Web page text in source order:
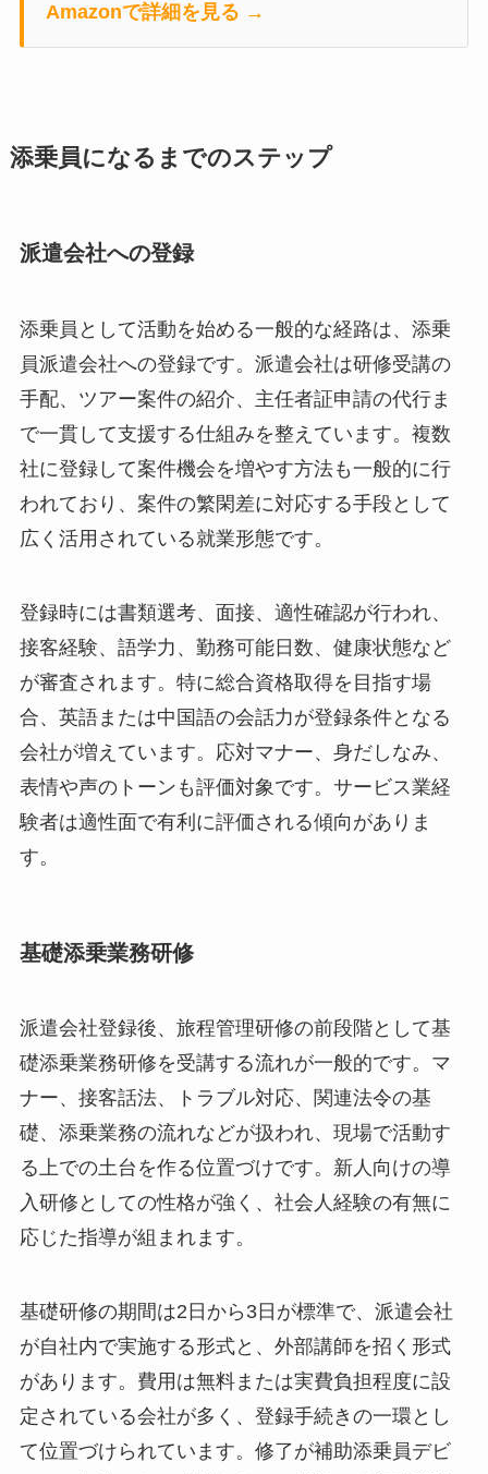
Amazonで詳細を見る →
添乗員になるまでのステップ
派遣会社への登録
添乗員として活動を始める一般的な経路は、添乗
員派遣会社への登録です。派遣会社は研修受講の
手配、ツアー案件の紹介、主任者証申請の代行ま
で一貫して支援する仕組みを整えています。複数
社に登録して案件機会を増やす方法も一般的に行
われており、案件の繁閑差に対応する手段として
広く活用されている就業形態です。
登録時には書類選考、面接、適性確認が行われ、
接客経験、語学力、勤務可能日数、健康状態など
が審査されます。特に総合資格取得を目指す場
合、英語または中国語の会話力が登録条件となる
会社が増えています。応対マナー、身だしなみ、
表情や声のトーンも評価対象です。サービス業経
験者は適性面で有利に評価される傾向がありま
す。
基礎添乗業務研修
派遣会社登録後、旅程管理研修の前段階として基
礎添乗業務研修を受講する流れが一般的です。マ
ナー、接客話法、トラブル対応、関連法令の基
礎、添乗業務の流れなどが扱われ、現場で活動す
る上での土台を作る位置づけです。新人向けの導
入研修としての性格が強く、社会人経験の有無に
応じた指導が組まれます。
基礎研修の期間は2日から3日が標準で、派遣会社
が自社内で実施する形式と、外部講師を招く形式
があります。費用は無料または実費負担程度に設
定されている会社が多く、登録手続きの一環とし
て位置づけられています。修了が補助添乗員デビ